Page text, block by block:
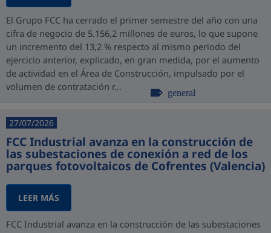
El Grupo FCC ha cerrado el primer semestre del año con una
cifra de negocio de 5.156,2 millones de euros, lo que supone
un incremento del 13,2 % respecto al mismo periodo del
ejercicio anterior, explicado, en gran medida, por el aumento
de actividad en el Área de Construcción, impulsado por el
volumen de contratación r...
general
27/07/2026
FCC Industrial avanza en la construcción de
las subestaciones de conexión a red de los
parques fotovoltaicos de Cofrentes (Valencia)
LEER MÁS
FCC Industrial avanza en la construcción de las subestaciones